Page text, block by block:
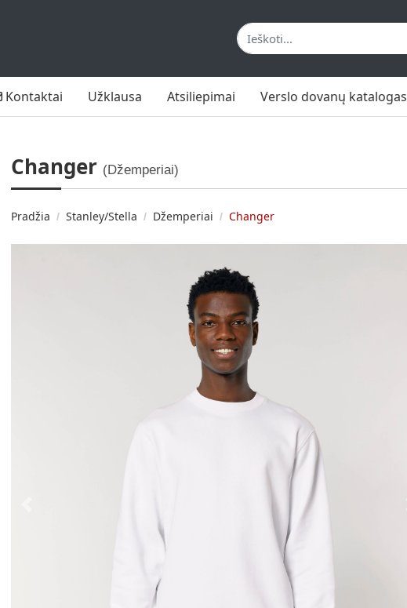
Kontaktai
Kontaktai Užklausa Atsiliepimai Verslo dovanų katalogas
Changer (Džemperiai)
Pradžia Stanley/Stella Džemperiai Changer